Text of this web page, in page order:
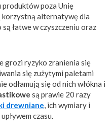
poza Unię
alternatywę dla
łatwe w czyszczeniu oraz
grozi ryzyko zranienia się
się zużytymi paletami
odłamują się od nich włókna i
są prawie 20 razy
drewniane , ich wymiary i
czasu.